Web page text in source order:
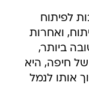
לפיתוח
ואחרות
ביותר,
חיפה, היא
אותו לנמל